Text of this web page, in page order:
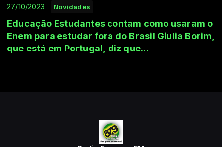
Novidades
27/10/2023
Educação Estudantes contam como usaram o
Enem para estudar fora do Brasil Giulia Borim,
que está em Portugal, diz que...